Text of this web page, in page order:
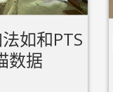
如和PTS
数据